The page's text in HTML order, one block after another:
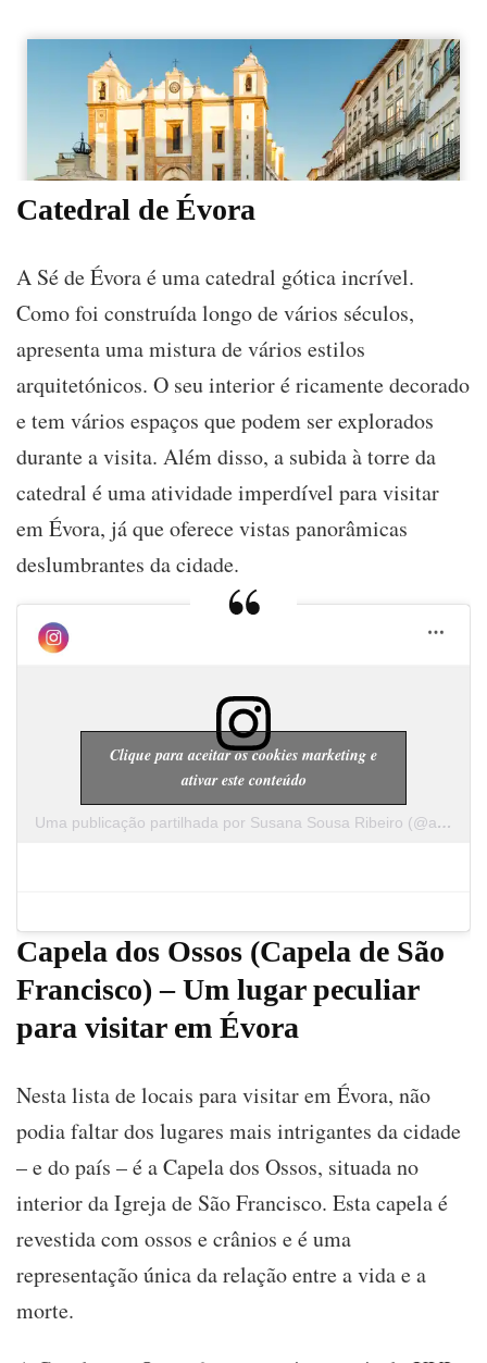
Catedral de Évora
A Sé de Évora é uma catedral gótica incrível.
Como foi construída longo de vários séculos,
apresenta uma mistura de vários estilos
arquitetónicos. O seu interior é ricamente decorado
e tem vários espaços que podem ser explorados
durante a visita. Além disso, a subida à torre da
catedral é uma atividade imperdível para visitar
em Évora, já que oferece vistas panorâmicas
deslumbrantes da cidade.
Uma publicação partilhada por Susana Sousa Ribeiro (@a.cachopa)
Clique para aceitar os cookies marketing e
ativar este conteúdo
Capela dos Ossos (Capela de São
Francisco) – Um lugar peculiar
para visitar em Évora
Nesta lista de locais para visitar em Évora, não
podia faltar dos lugares mais intrigantes da cidade
– e do país – é a Capela dos Ossos, situada no
interior da Igreja de São Francisco. Esta capela é
revestida com ossos e crânios e é uma
representação única da relação entre a vida e a
morte.